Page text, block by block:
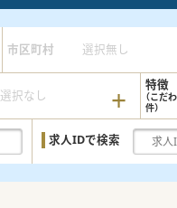
市区町村 選択無し
選択なし
特徴
求人IDで検索